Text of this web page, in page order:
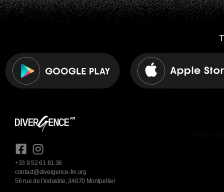
+33 9 52 61 81 36
contact@divergence-fm.org
56 rue de l'industrie, 34070 Montpellier